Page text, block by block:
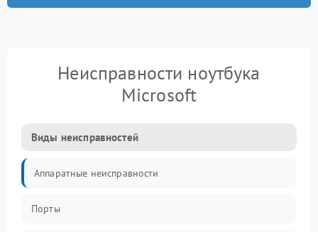
Неисправности ноутбука
Microsoft
Виды неисправностей
Аппаратные неисправности
Порты